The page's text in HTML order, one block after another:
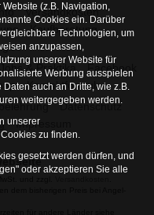
Versandkosten
Kaufberatung
Jobs & Praktika
Facebook
Kontaktformular
Datenschutz
Impressum
und zzgl.
(z.B. Navigation,
Cookies ein. Darüber
Technologien, um
anzupassen,
unserer Website für
Werbung ausspielen
auch an Dritte, wie z.B.
weitergegeben werden.
unserer
zu finden.
gesetzt werden dürfen, und
oder akzeptieren Sie alle